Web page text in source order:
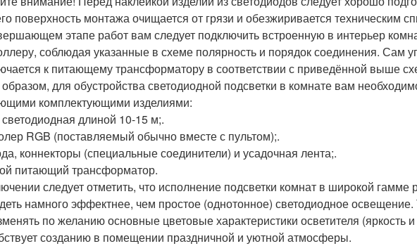
поверхность монтажа очищается от грязи и обезжиривается техническим
этапе работ вам следует подключить встроенную в интерьер
соблюдая указанные в схеме полярность и порядок соединения. Сам
к питающему трансформатору в соответствии с приведённой выше
для обустройства светодиодной подсветки в комнате вам
комплектующими изделиями:
длиной 10-15 м;.
RGB (поставляемый обычно вместе с пультом);.
коннекторы (специальные соединители) и усадочная лента;.
питающий трансформатор.
следует отметить, что исполнение подсветки комнат в широкой гамме
намного эффектнее, чем простое (однотонное) светодиодное освещение.
по желанию основные цветовые характеристики осветителя (яркость
созданию в помещении праздничной и уютной атмосферы.